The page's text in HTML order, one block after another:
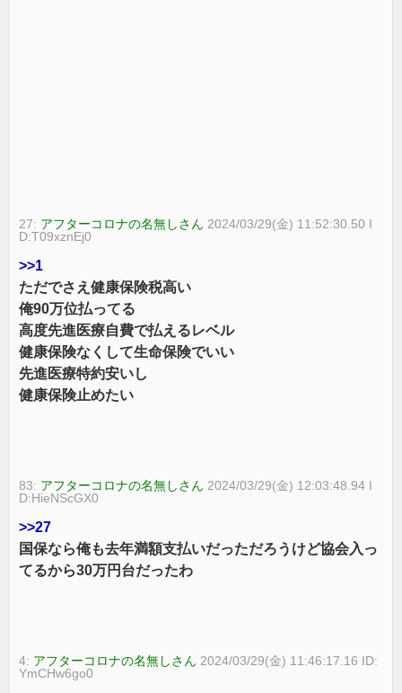
27: アフターコロナの名無しさん 2024/03/29(金) 11:52:30.50 I
D:T09xznEj0
>>1
ただでさえ健康保険税高い
俺90万位払ってる
高度先進医療自費で払えるレベル
健康保険なくして生命保険でいい
先進医療特約安いし
健康保険止めたい
83: アフターコロナの名無しさん 2024/03/29(金) 12:03:48.94 I
D:HieNScGX0
>>27
国保なら俺も去年満額支払いだっただろうけど協会入っ
てるから30万円台だったわ
4: アフターコロナの名無しさん 2024/03/29(金) 11:46:17.16 ID:
YmCHw6go0